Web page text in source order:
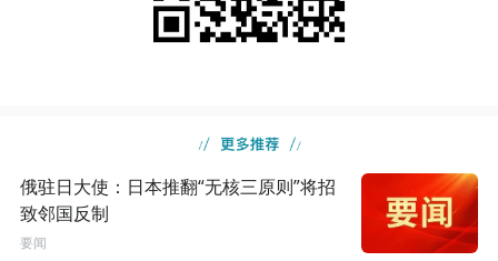
俄驻日大使：日本推翻“无核三原则”将招
致邻国反制
要闻